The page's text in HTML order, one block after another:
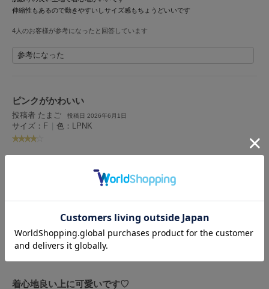
HUNTER
ハンター
ホカ オネオネ
キーン
ラート
LeSportsac
LILY BROWN
伸縮性もあるので動きやすいしサイズ感もちょうどいいです
4人のお客様が参考になったと回答しています
参考になった
ピンクがかわいい
投稿者 たまご 投稿日 2026年6月1日
サイズ：F | 色：LPNK
肩紐をアジャストできるのが良いです。裏地もしっかりあるのに軽く着られるので
3人のお客様が参考になったと回答しています
参考になった
着心地良い上に可愛いです♡